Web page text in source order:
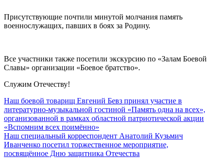
Присутствующие почтили минутой молчания память
военнослужащих, павших в боях за Родину.
Все участники также посетили экскурсию по «Залам Боевой
Славы» организации «Боевое братство».
Служим Отечеству!
Наш боевой товарищ Евгений Бевз принял участие в
литературно-музыкальной гостиной «Память одна на всех»,
организованной в рамках областной патриотической акции
«Вспомним всех поимённо»
Наш специальный корреспондент Анатолий Кузьмич
Иванченко посетил торжественное мероприятие,
посвящённое Дню защитника Отечества